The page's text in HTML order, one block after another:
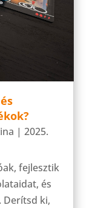
| 2025.
fejlesztik
és
Derítsd ki,